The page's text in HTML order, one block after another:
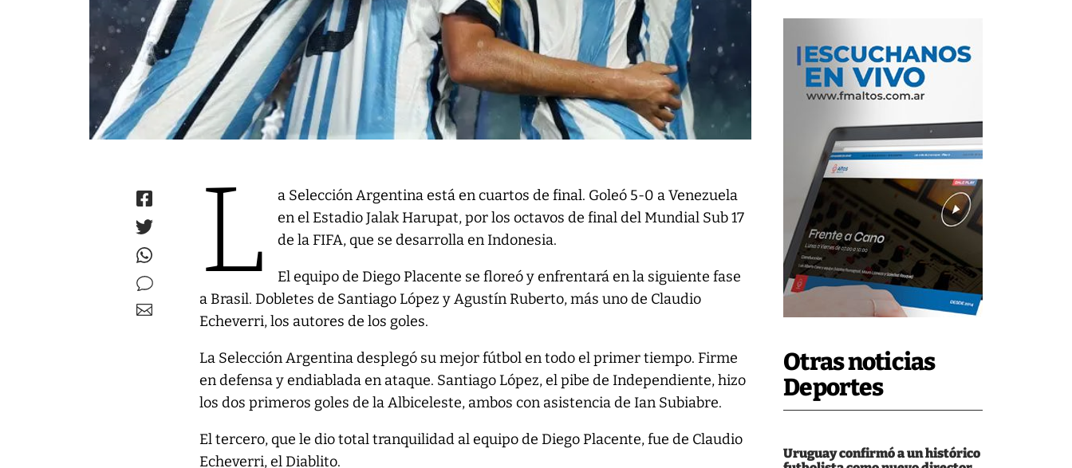
Otras noticias
Deportes
Uruguay confirmó a un histórico
L
a Selección Argentina está en cuartos de final. Goleó 5-0 a Venezuela
en el Estadio Jalak Harupat, por los octavos de final del Mundial Sub 17
de la FIFA, que se desarrolla en Indonesia.
El equipo de Diego Placente se floreó y enfrentará en la siguiente fase
a Brasil. Dobletes de Santiago López y Agustín Ruberto, más uno de Claudio
Echeverri, los autores de los goles.
La Selección Argentina desplegó su mejor fútbol en todo el primer tiempo. Firme
en defensa y endiablada en ataque. Santiago López, el pibe de Independiente, hizo
los dos primeros goles de la Albiceleste, ambos con asistencia de Ian Subiabre.
El tercero, que le dio total tranquilidad al equipo de Diego Placente, fue de Claudio
Echeverri, el Diablito.